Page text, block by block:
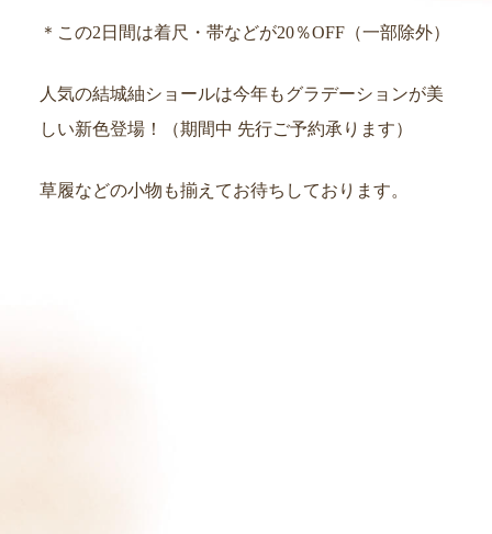
＊この2日間は着尺・帯などが20％OFF（一部除外）
人気の結城紬ショールは今年もグラデーションが美
しい新色登場！（期間中 先行ご予約承ります）
草履などの小物も揃えてお待ちしております。